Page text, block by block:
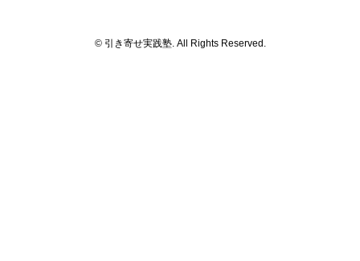
© 引き寄せ実践塾. All Rights Reserved.